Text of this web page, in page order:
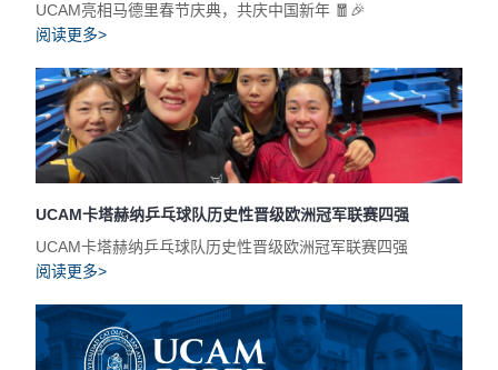
UCAM亮相马德里春节庆典，共庆中国新年 🧧🎉
阅读更多>
UCAM卡塔赫纳乒乓球队历史性晋级欧洲冠军联赛四强
UCAM卡塔赫纳乒乓球队历史性晋级欧洲冠军联赛四强
阅读更多>